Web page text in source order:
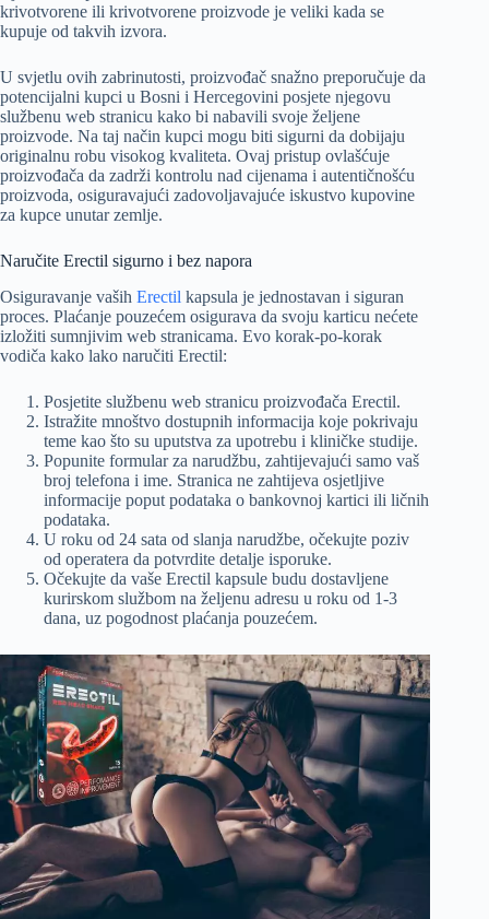
krivotvorene ili krivotvorene proizvode je veliki kada se
kupuje od takvih izvora.
U svjetlu ovih zabrinutosti, proizvođač snažno preporučuje da
potencijalni kupci u Bosni i Hercegovini posjete njegovu
službenu web stranicu kako bi nabavili svoje željene
proizvode. Na taj način kupci mogu biti sigurni da dobijaju
originalnu robu visokog kvaliteta. Ovaj pristup ovlašćuje
proizvođača da zadrži kontrolu nad cijenama i autentičnošću
proizvoda, osiguravajući zadovoljavajuće iskustvo kupovine
za kupce unutar zemlje.
Naručite Erectil sigurno i bez napora
Osiguravanje vaših Erectil kapsula je jednostavan i siguran
proces. Plaćanje pouzećem osigurava da svoju karticu nećete
izložiti sumnjivim web stranicama. Evo korak-po-korak
vodiča kako lako naručiti Erectil:
Posjetite službenu web stranicu proizvođača Erectil.
Istražite mnoštvo dostupnih informacija koje pokrivaju
teme kao što su uputstva za upotrebu i kliničke studije.
Popunite formular za narudžbu, zahtijevajući samo vaš
broj telefona i ime. Stranica ne zahtijeva osjetljive
informacije poput podataka o bankovnoj kartici ili ličnih
podataka.
U roku od 24 sata od slanja narudžbe, očekujte poziv
od operatera da potvrdite detalje isporuke.
Očekujte da vaše Erectil kapsule budu dostavljene
kurirskom službom na željenu adresu u roku od 1-3
dana, uz pogodnost plaćanja pouzećem.